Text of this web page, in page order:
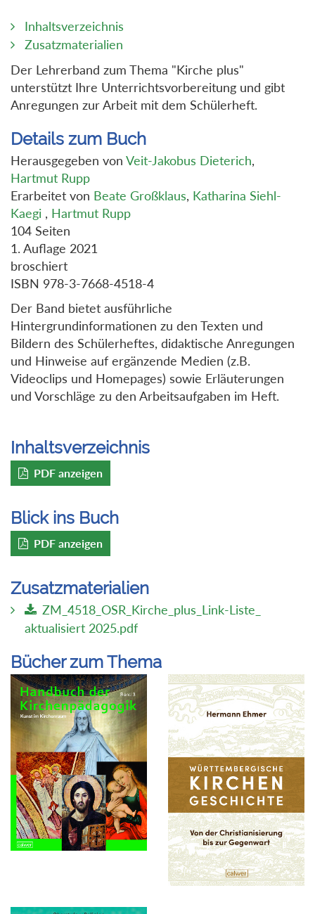
Inhaltsverzeichnis
Zusatzmaterialien
Der Lehrerband zum Thema "Kirche plus"
unterstützt Ihre Unterrichtsvorbereitung und gibt
Anregungen zur Arbeit mit dem Schülerheft.
Details zum Buch
Herausgegeben von Veit-Jakobus Dieterich,
Hartmut Rupp
Erarbeitet von Beate Großklaus, Katharina Siehl-
Kaegi , Hartmut Rupp
104 Seiten
1. Auflage 2021
broschiert
ISBN 978-3-7668-4518-4
Der Band bietet ausführliche
Hintergrundinformationen zu den Texten und
Bildern des Schülerheftes, didaktische Anregungen
und Hinweise auf ergänzende Medien (z.B.
Videoclips und Homepages) sowie Erläuterungen
und Vorschläge zu den Arbeitsaufgaben im Heft.
Inhaltsverzeichnis
PDF anzeigen
Blick ins Buch
PDF anzeigen
Zusatzmaterialien
ZM_4518_OSR_Kirche_plus_Link-Liste_
aktualisiert 2025.pdf
Bücher zum Thema